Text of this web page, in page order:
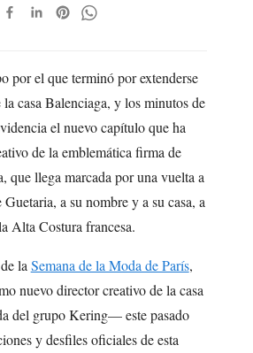
por el que terminó por extenderse
casa Balenciaga, y los minutos de
el nuevo capítulo que ha
de la emblemática firma de
que llega marcada por una vuelta a
a su nombre y a su casa, a
Alta Costura francesa.
la Semana de la Moda de París,
nuevo director creativo de la casa
del grupo Kering— este pasado
y desfiles oficiales de esta